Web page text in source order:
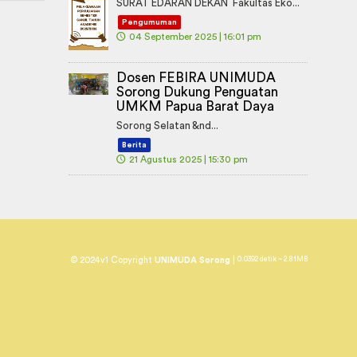
SURAT EDARAN DEKAN Fakultas Eko...
Pengumuman
🕔 04 September 2025 | 16:01 pm
Dosen FEBIRA UNIMUDA
Sorong Dukung Penguatan
UMKM Papua Barat Daya
Sorong Selatan &nd...
Berita
🕔 21 Agustus 2025 | 15:30 pm
© 2024v1 Copyright UNIMUDA Sorong 0.0392 detik ~ 2.81MB